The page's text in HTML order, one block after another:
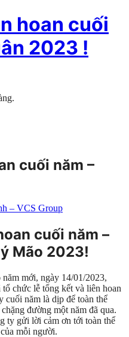
hoan cuối
2023 !
cuối năm –
– VCS Group
cuối năm –
Mão 2023!
mới, ngày 14/01/2023,
chức lễ tổng kết và liên hoan
cuối năm là dịp để toàn thể
đường một năm đã qua.
ty gửi lời cảm ơn tới toàn thể
mỗi người.